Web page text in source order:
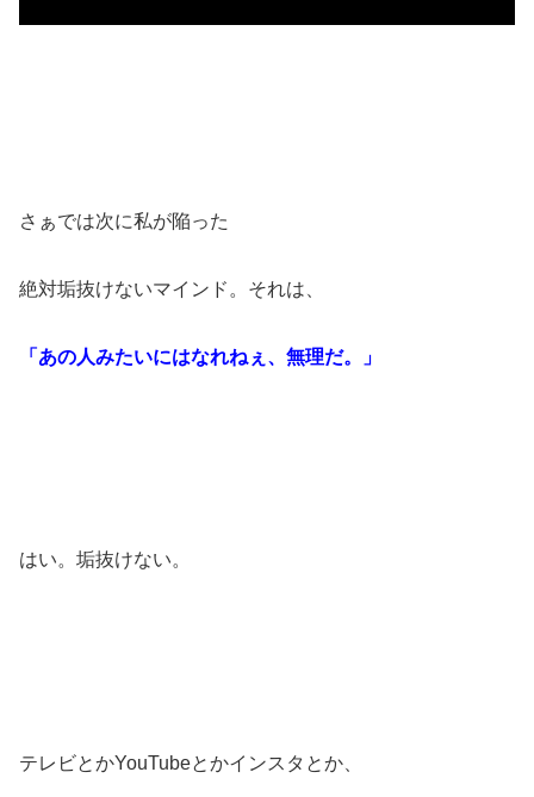
さぁでは次に私が陥った
絶対垢抜けないマインド。それは、
「あの人みたいにはなれねぇ、 無理だ。」
はい。垢抜けない。
テレビとかYouTubeとかインスタとか、